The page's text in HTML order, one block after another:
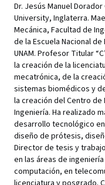
Dr. Jesús Manuel
University, Inglaterra.
Mecánica, Facultad de
de la Escuela Nacional
UNAM. Profesor Titular
la creación de la
mecatrónica, de la
sistemas biomédicos y
la creación del Centro de
Ingeniería. Ha realizado
desarrollo tecnológico
diseño de prótesis,
Director de tesis y
en las áreas de
computación, en